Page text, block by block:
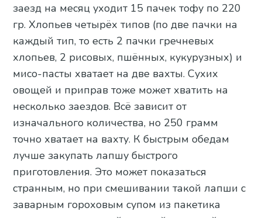
заезд на месяц уходит 15 пачек тофу по 220
гр. Хлопьев четырёх типов (по две пачки на
каждый тип, то есть 2 пачки гречневых
хлопьев, 2 рисовых, пшённых, кукурузных) и
мисо-пасты хватает на две вахты. Сухих
овощей и приправ тоже может хватить на
несколько заездов. Всё зависит от
изначального количества, но 250 грамм
точно хватает на вахту. К быстрым обедам
лучше закупать лапшу быстрого
приготовления. Это может показаться
странным, но при смешивании такой лапши с
заварным гороховым супом из пакетика